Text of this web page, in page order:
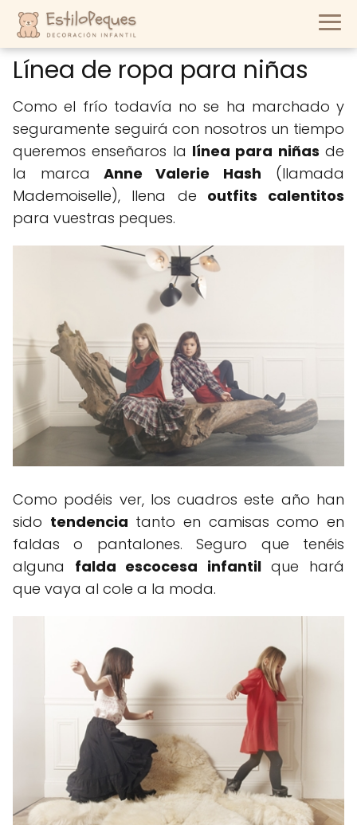
Línea de ropa para niñas
Como el frío todavía no se ha marchado y
seguramente seguirá con nosotros un tiempo
queremos enseñaros la línea para niñas de
la marca Anne Valerie Hash (llamada
Mademoiselle), llena de outfits calentitos
para vuestras peques.
Como podéis ver, los cuadros este año han
sido tendencia tanto en camisas como en
faldas o pantalones. Seguro que tenéis
alguna falda escocesa infantilque hará
que vaya al cole a la moda.